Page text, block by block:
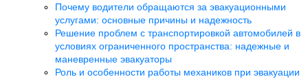
Почему водители обращаются за эвакуационными
услугами: основные причины и надежность
Решение проблем с транспортировкой автомобилей в
условиях ограниченного пространства: надежные и
маневренные эвакуаторы
Роль и особенности работы механиков при эвакуации